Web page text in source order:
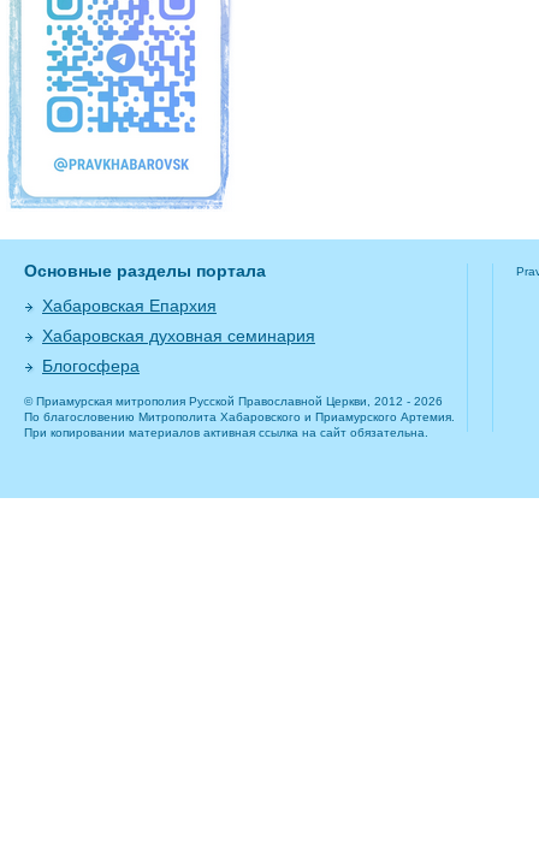
Основные разделы портала
Хабаровская Епархия
Хабаровская духовная семинария
Блогосфера
© Приамурская митрополия Русской Православной Церкви, 2012 - 2026
По благословению Митрополита Хабаровского и Приамурского Артемия.
При копировании материалов активная ссылка на сайт обязательна.